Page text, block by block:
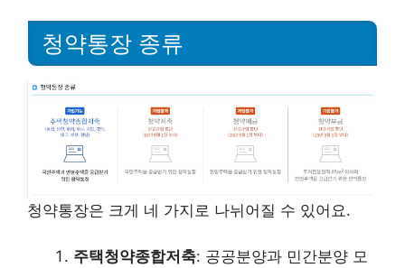
청약통장 종류
청약통장은 크게 네 가지로 나뉘어질 수 있어요.
주택청약종합저축: 공공분양과 민간분양 모